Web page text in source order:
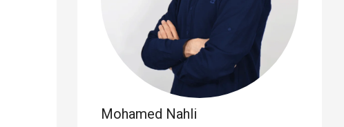
Mohamed Nahli